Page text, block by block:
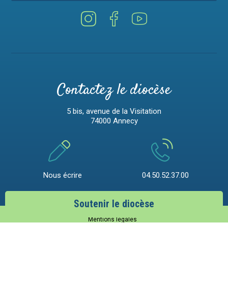
Soutenir le diocèse
Contactez le diocèse
Nous écrire
5 bis, avenue de la Visitation
74000 Annecy
04.50.52.37.00
Mentions légales